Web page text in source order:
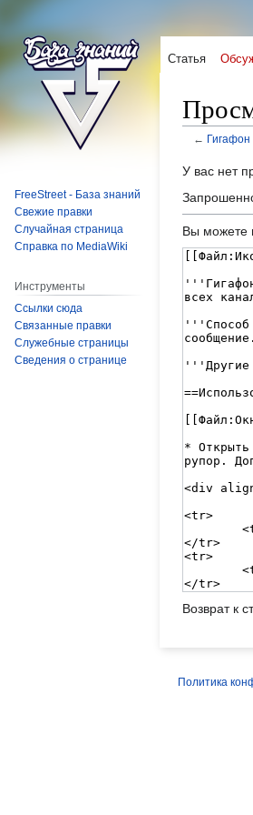
← Гигафон
Перейти
к
Перейти
к
У вас нет
Вы можете
Возврат к
Статья
FreeStreet - База знаний
Свежие правки
Случайная страница
Справка по MediaWiki
Инструменты
Ссылки сюда
Связанные правки
Служебные страницы
Сведения о странице
Политика